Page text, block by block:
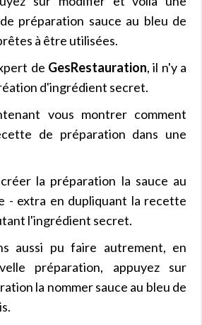
préparation sauce au bleu de
à être utilisées.
de GesRestauration, il n'y a
d'ingrédient secret.
vous montrer comment
de préparation dans une
la préparation la sauce au
- extra en dupliquant la recette
l'ingrédient secret.
aussi pu faire autrement, en
préparation, appuyez sur
la nommer sauce au bleu de